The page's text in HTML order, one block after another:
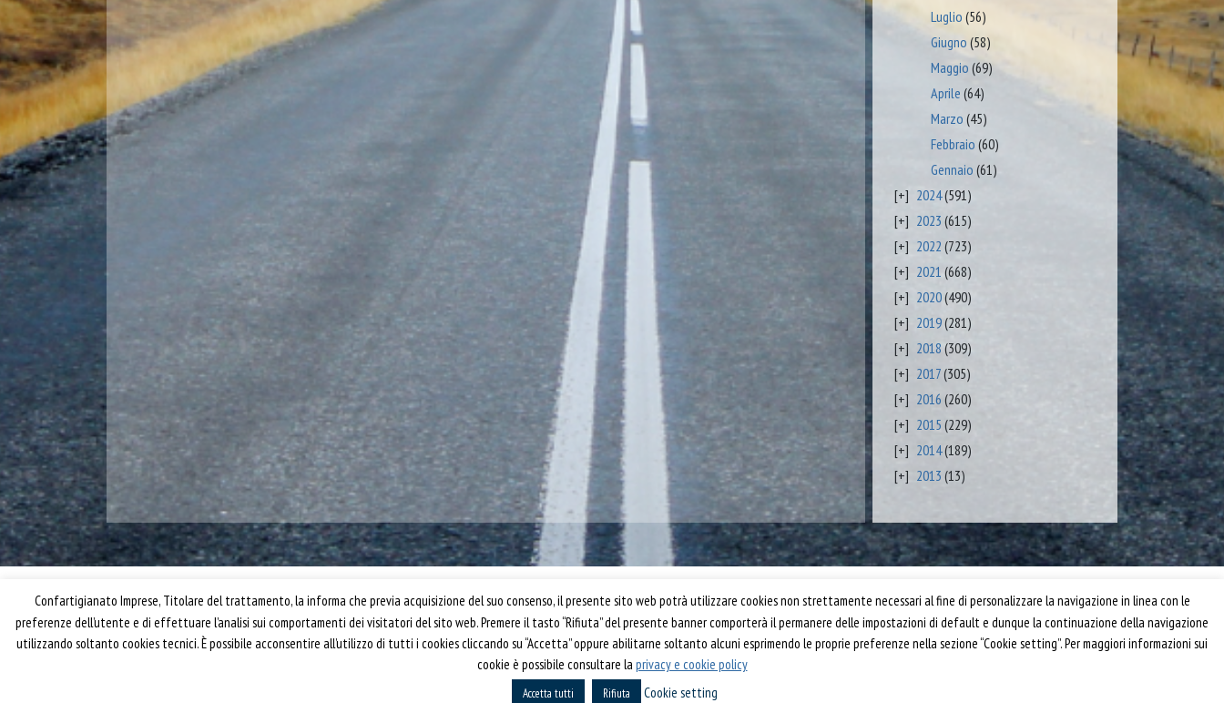
Luglio (56)
Giugno (58)
Maggio (69)
Aprile (64)
Marzo (45)
Febbraio (60)
Gennaio (61)
2024(591)
2023 (615)
2022 (723)
2021 (668)
2020(490)
2019(281)
2018 (309)
2017(305)
2016 (260)
2015 (229)
2014(189)
2013 (13)
Confartigianato Trasporti
Via S. Giovanni in Laterano, 152 | 00184 Roma
T: 06 70374.275
trasporti@confartigianato.it
confartigianatotrasporti@pec.it
Privacy e Cookie Policy
Informativa
Riferimenti
Confartigianato Imprese, Titolare del trattamento, la informa che previa acquisizione del suo consenso, il presente sito web potrà utilizzare cookies non strettamente necessari al fine di personalizzare la navigazione in linea con le
preferenze dell’utente e di effettuare l’analisi sui comportamenti dei visitatori del sito web. Premere il tasto “Rifiuta” del presente banner comporterà il permanere delle impostazioni di default e dunque la continuazione della navigazione
utilizzando soltanto cookies tecnici. È possibile acconsentire all’utilizzo di tutti i cookies cliccando su “Accetta” oppure abilitarne soltanto alcuni esprimendo le proprie preferenze nella sezione “Cookie setting”. Per maggiori informazioni sui
cookie è possibile consultare la privacy e cookie policy
Accetta tutti Rifiuta Cookie setting